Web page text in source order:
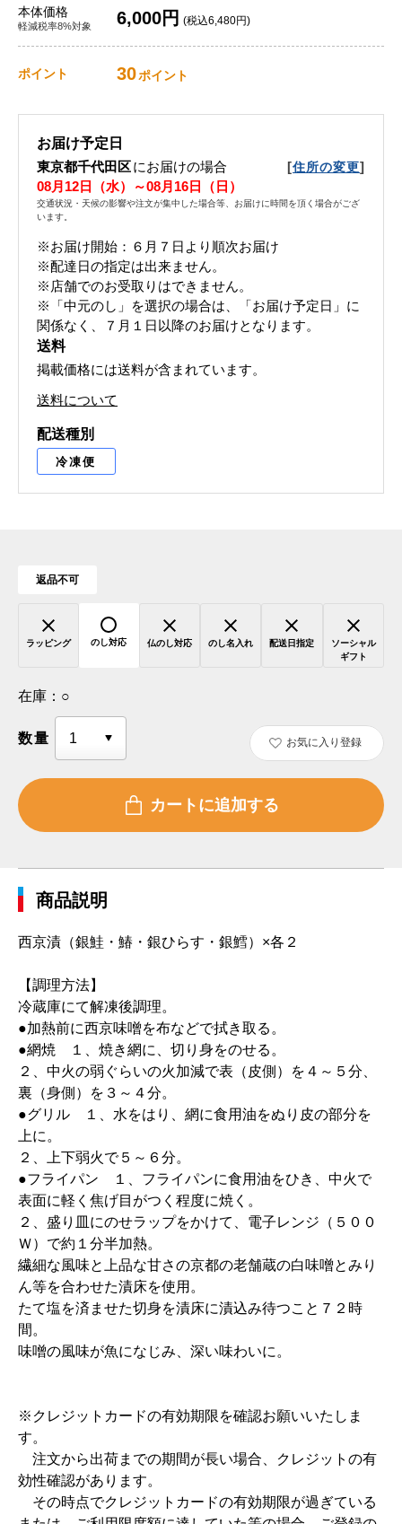
本体価格
軽減税率8%対象 6,000円 (税込6,480円)
ポイント 30ポイント
お届け予定日
東京都千代田区にお届けの場合 [住所の変更]
08月12日（水）～08月16日（日）
交通状況・天候の影響や注文が集中した場合等、お届けに時間を頂く場合がござ
います。
※お届け開始：６月７日より順次お届け
※配達日の指定は出来ません。
※店舗でのお受取りはできません。
※「中元のし」を選択の場合は、「お届け予定日」に
関係なく、７月１日以降のお届けとなります。
送料
掲載価格には送料が含まれています。
送料について
配送種別
冷凍便
返品不可
ラッピング のし対応 仏のし対応 のし名入れ 配送日指定
ソーシャル
ギフト
在庫： ○
数量 お気に入り登録
商品説明
西京漬（銀鮭・鰆・銀ひらす・銀鱈）×各２
【調理方法】
冷蔵庫にて解凍後調理。
●加熱前に西京味噌を布などで拭き取る。
●網焼 １、焼き網に、切り身をのせる。
２、中火の弱ぐらいの火加減で表（皮側）を４～５分、
裏（身側）を３～４分。
●グリル １、水をはり、網に食用油をぬり皮の部分を
上に。
２、上下弱火で５～６分。
●フライパン １、フライパンに食用油をひき、中火で
表面に軽く焦げ目がつく程度に焼く。
２、盛り皿にのせラップをかけて、電子レンジ（５００
Ｗ）で約１分半加熱。
繊細な風味と上品な甘さの京都の老舗蔵の白味噌とみり
ん等を合わせた漬床を使用。
たて塩を済ませた切身を漬床に漬込み待つこと７２時
間。
味噌の風味が魚になじみ、深い味わいに。
※クレジットカードの有効期限を確認お願いいたしま
す。
注文から出荷までの期間が長い場合、クレジットの有
効性確認があります。
その時点でクレジットカードの有効期限が過ぎている